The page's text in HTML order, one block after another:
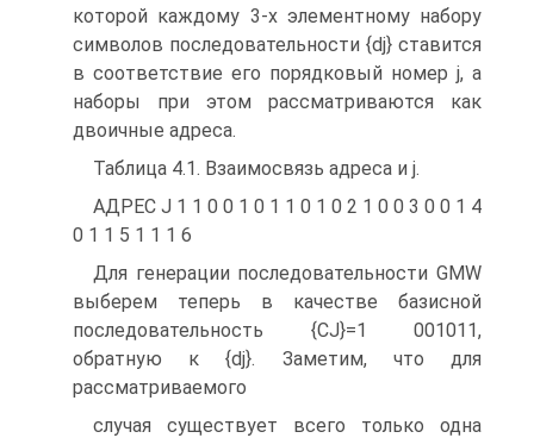
которой каждому 3-х элементному набору
символов последовательности {dj} ставится
в соответствие его порядковый номер j, а
наборы при этом рассматриваются как
двоичные адреса.
Таблица 4.1. Взаимосвязь адреса и j.
АДРЕС J 1 1 0 0 1 0 1 1 0 1 0 2 1 0 0 3 0 0 1 4
0 1 1 5 1 1 1 6
Для генерации последовательности GMW
выберем теперь в качестве базисной
последовательность {CJ}=1 001011,
обратную к {dj}. Заметим, что для
рассматриваемого
случая существует всего только одна